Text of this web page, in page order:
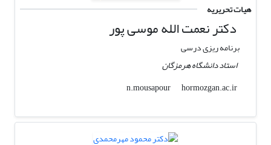
هیات تحریریه
دکتر نعمت الله موسی پور
برنامه ریزی درسی
استاد دانشگاه هرمزگان
n.mousapour
hormozgan.ac.ir